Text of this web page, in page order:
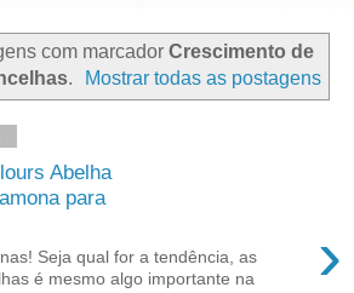
com marcador Crescimento de
. Mostrar todas as postagens
Abelha
para
›
Seja qual for a tendência, as
é mesmo algo importante na